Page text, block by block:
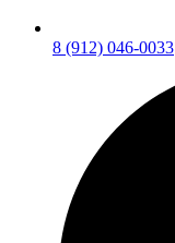
8 (912) 046-0033